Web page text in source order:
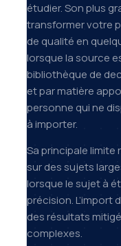
étudier. Son plus
transformer votre
de qualité en
lorsque la source
bibliothèque de
et par matière
personne qui ne
à importer.
Sa principale limite
sur des sujets
lorsque le sujet à
précision. L’import
des résultats
complexes.